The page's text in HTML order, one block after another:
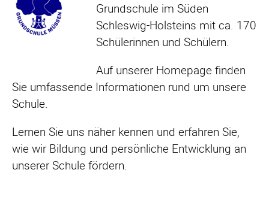
Grundschule im Süden
Schleswig-Holsteins mit ca. 170
Schülerinnen und Schülern.
Auf unserer Homepage finden
Sie umfassende Informationen rund um unsere
Schule.
Lernen Sie uns näher kennen und erfahren Sie,
wie wir Bildung und persönliche Entwicklung an
unserer Schule fördern.